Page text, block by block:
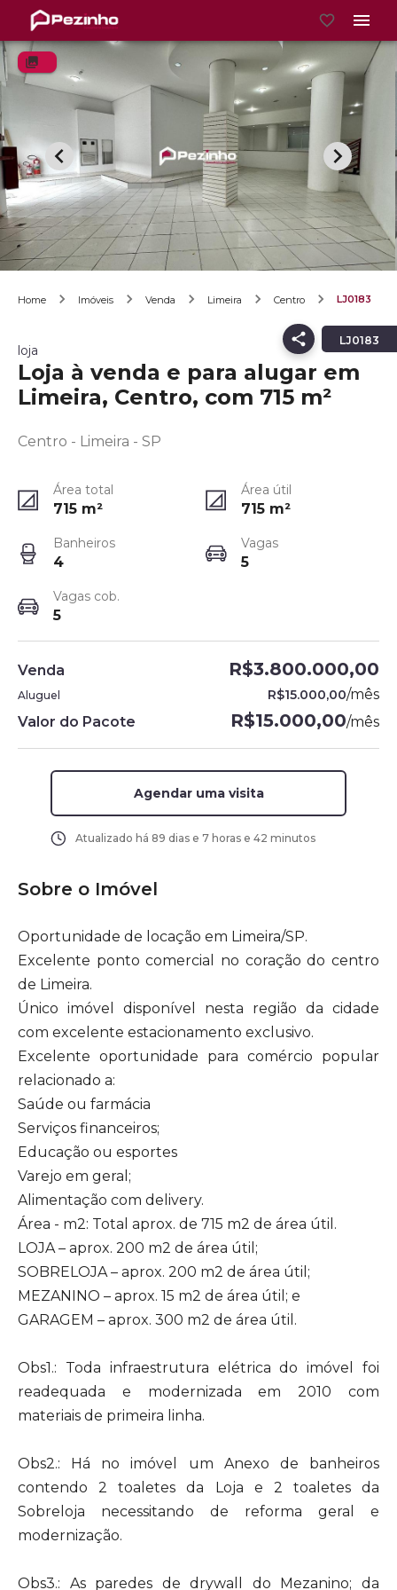
Home Imóveis Venda Limeira Centro LJ0183
LJ0183
loja
Loja à venda e para alugar em
Limeira, Centro, com 715 m²
Centro - Limeira - SP
Área total
715 m²
Área útil
715 m²
Banheiros
4
Vagas
5
Vagas cob.
5
Venda R$3.800.000,00
Aluguel R$15.000,00/mês
Valor do Pacote
R$15.000,00/mês
Agendar uma visita
Atualizado há 89 dias e 7 horas e 42 minutos
Sobre o Imóvel
Oportunidade de locação em Limeira/SP.
Excelente ponto comercial no coração do centro
de Limeira.
Único imóvel disponível nesta região da cidade
com excelente estacionamento exclusivo.
Excelente oportunidade para comércio popular
relacionado a:
Saúde ou farmácia
Serviços financeiros;
Educação ou esportes
Varejo em geral;
Alimentação com delivery.
Área - m2: Total aprox. de 715 m2 de área útil.
LOJA – aprox. 200 m2 de área útil;
SOBRELOJA – aprox. 200 m2 de área útil;
MEZANINO – aprox. 15 m2 de área útil; e
GARAGEM – aprox. 300 m2 de área útil.
Obs1.: Toda infraestrutura elétrica do imóvel foi
readequada e modernizada em 2010 com
materiais de primeira linha.
Obs2.: Há no imóvel um Anexo de banheiros
contendo 2 toaletes da Loja e 2 toaletes da
Sobreloja necessitando de reforma geral e
modernização.
Obs3.: As paredes de drywall do Mezanino; da